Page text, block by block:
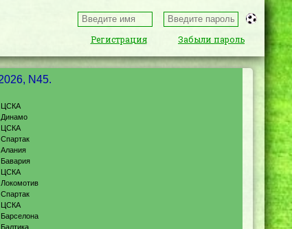
Регистрация Забыли пароль